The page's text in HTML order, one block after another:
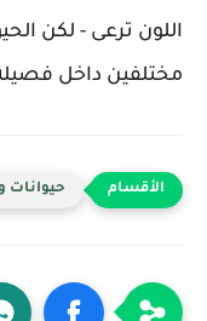
اللون ترعى - لكن
مختلفين داخل فصيلة
حيوانات